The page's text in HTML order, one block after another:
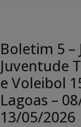
Boletim 5 –
Juventude
e Voleibol
Lagoas –
13/05/2026